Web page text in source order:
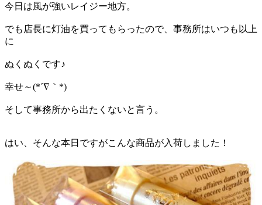
今日は風が強いレイジー地方。
でも店長に灯油を買ってもらったので、事務所はいつも以上
に
ぬくぬくです♪
幸せ～(*´∇｀*)
そして事務所から出たくないと言う。
はい、そんな本日ですがこんな商品が入荷しました！